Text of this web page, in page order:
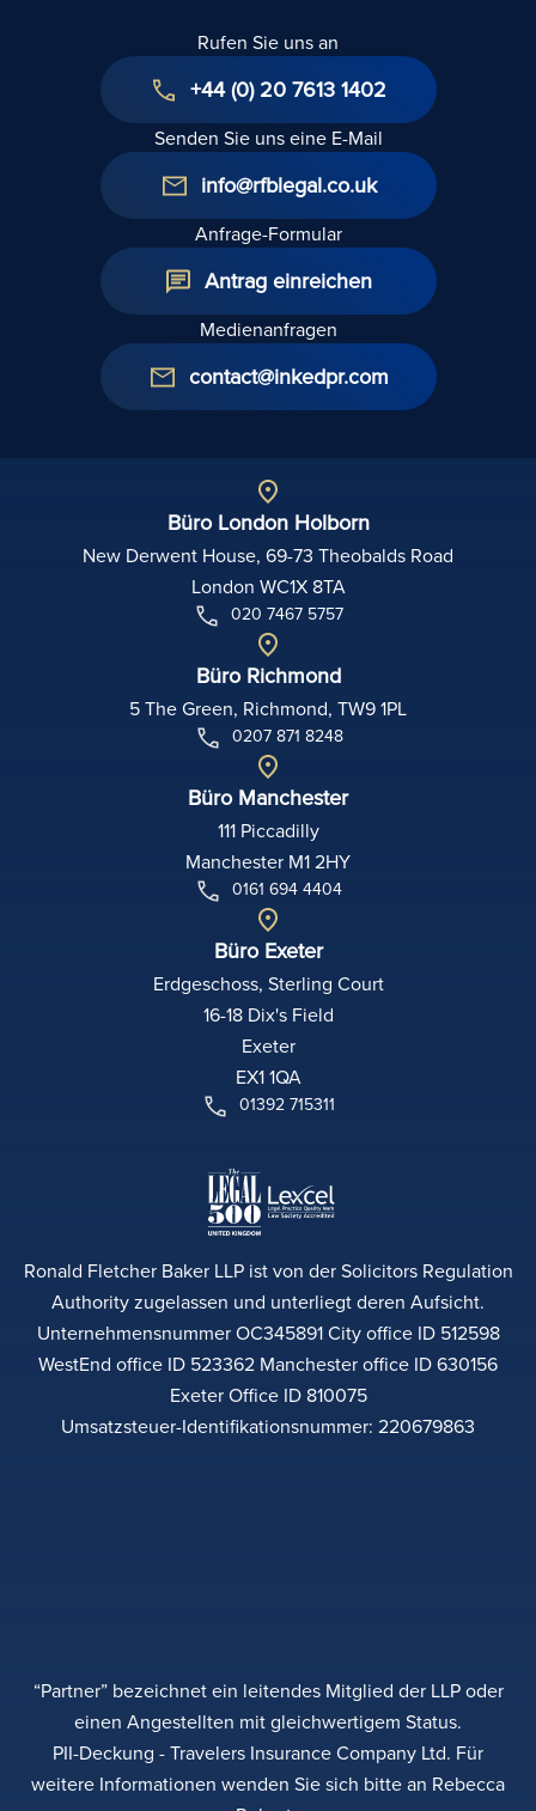
Rufen Sie uns an
+44 (0) 20 7613 1402
Senden Sie uns eine E-Mail
info@rfblegal.co.uk
Anfrage-Formular
Antrag einreichen
Medienanfragen
contact@inkedpr.com
Büro London Holborn
New Derwent House, 69-73 Theobalds Road
London WC1X 8TA
020 7467 5757
Büro Richmond
5 The Green, Richmond, TW9 1PL
0207 871 8248
Büro Manchester
111 Piccadilly
Manchester M1 2HY
0161 694 4404
Büro Exeter
Erdgeschoss, Sterling Court
16-18 Dix's Field
Exeter
EX1 1QA
01392 715311
Ronald Fletcher Baker LLP ist von der Solicitors Regulation
Authority zugelassen und unterliegt deren Aufsicht.
Unternehmensnummer OC345891 City office ID 512598
WestEnd office ID 523362 Manchester office ID 630156
Exeter Office ID 810075
Umsatzsteuer-Identifikationsnummer: 220679863
“Partner” bezeichnet ein leitendes Mitglied der LLP oder
einen Angestellten mit gleichwertigem Status.
PII-Deckung - Travelers Insurance Company Ltd. Für
weitere Informationen wenden Sie sich bitte an Rebecca